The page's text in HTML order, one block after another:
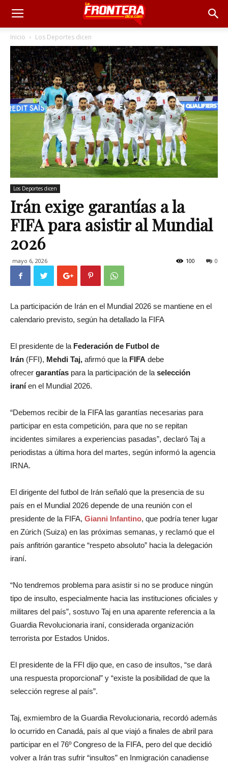
Inicio Los Deportes dicen
Los Deportes dicen
Irán exige garantías a la
FIFA para asistir al Mundial
2026
mayo 6, 2026 0
100
La participación de Irán en el Mundial 2026 se mantiene en el
calendario previsto, según ha detallado la FIFA
El presidente de la Federación de Futbol de
Irán (FFI), Mehdi Taj, afirmó que la FIFA debe
ofrecer garantías para la participación de la selección
iraníen el Mundial 2026.
“Debemos recibir de la FIFA las garantías necesarias para
participar en esta competición, para que no se repitan
incidentes similares a experiencias pasadas”, declaró Taj a
periodistas a última hora del martes, según informó la agencia
IRNA.
El dirigente del futbol de Irán señaló que la presencia de su
país en el Mundial 2026 depende de una reunión con el
presidente de la FIFA, Gianni Infantino, que podría tener lugar
en Zúrich (Suiza) en las próximas semanas, y reclamó que el
país anfitrión garantice “respeto absoluto” hacia la delegación
iraní.
“No tendremos problema para asistir si no se produce ningún
tipo de insulto, especialmente hacia las instituciones oficiales y
militares del país”, sostuvo Taj en una aparente referencia a la
Guardia Revolucionaria iraní, considerada organización
terrorista por Estados Unidos.
El presidente de la FFI dijo que, en caso de insultos, “se dará
una respuesta proporcional” y “existe la posibilidad de que la
selección regrese al país”.
Taj, exmiembro de la Guardia Revolucionaria, recordó además
lo ocurrido en Canadá, país al que viajó a finales de abril para
participar en el 76º Congreso de la FIFA, pero del que decidió
volver a Irán tras sufrir “insultos” en Inmigración canadiense